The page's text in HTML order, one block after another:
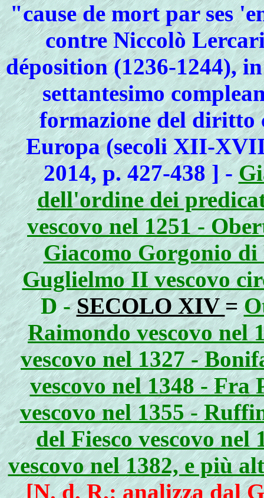
"cause de mort par ses
contre Niccolò
déposition (1236-1244),
settantesimo
formazione del
Europa (secoli XII-
2014, p. 427-438 ] -
dell'ordine dei
vescovo nel 1251 -
Giacomo Gorgonio di
Guglielmo II vescovo
D -SECOLO XIV=
Raimondo vescovo nel
vescovo nel 1327 -
vescovo nel 1348 - Fra
vescovo nel 1355 -
del Fiesco vescovo nel
vescovo nel 1382, e più
[N. d. R.: analizza dal